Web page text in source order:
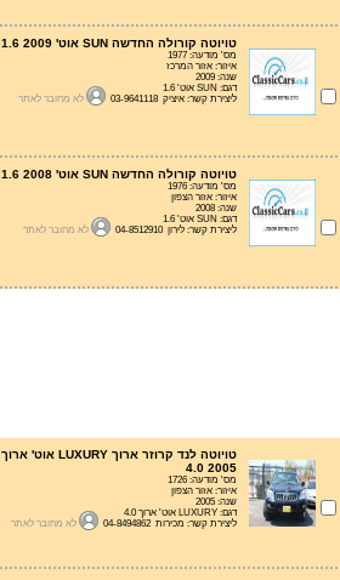
טויוטה קורולה החדשה SUN אוט' 1.6 2009
מס' מודעה: 1977
איזור: אזור המרכז
שנה: 2009
דגם: SUN אוט' 1.6
ליצירת קשר: איציק 03-9641118
לא מחובר לאתר
טויוטה קורולה החדשה SUN אוט' 1.6 2008
מס' מודעה: 1976
איזור: אזור הצפון
שנה: 2008
דגם: SUN אוט' 1.6
ליצירת קשר: לירון 04-8512910
לא מחובר לאתר
טויוטה לנד קרוזר ארוך LUXURY אוט' ארוך
4.0 2005
מס' מודעה: 1726
איזור: אזור הצפון
שנה: 2005
דגם: LUXURY אוט' ארוך 4.0
ליצירת קשר: מכירות 04-8494862
לא מחובר לאתר